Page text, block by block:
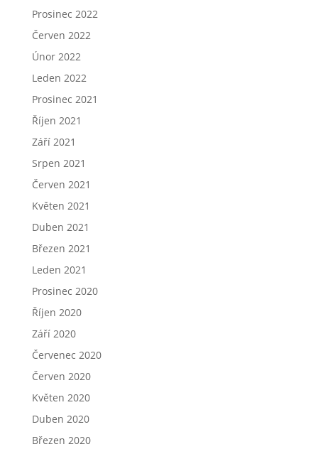
Prosinec 2022
Červen 2022
Únor 2022
Leden 2022
Prosinec 2021
Říjen 2021
Září 2021
Srpen 2021
Červen 2021
Květen 2021
Duben 2021
Březen 2021
Leden 2021
Prosinec 2020
Říjen 2020
Září 2020
Červenec 2020
Červen 2020
Květen 2020
Duben 2020
Březen 2020